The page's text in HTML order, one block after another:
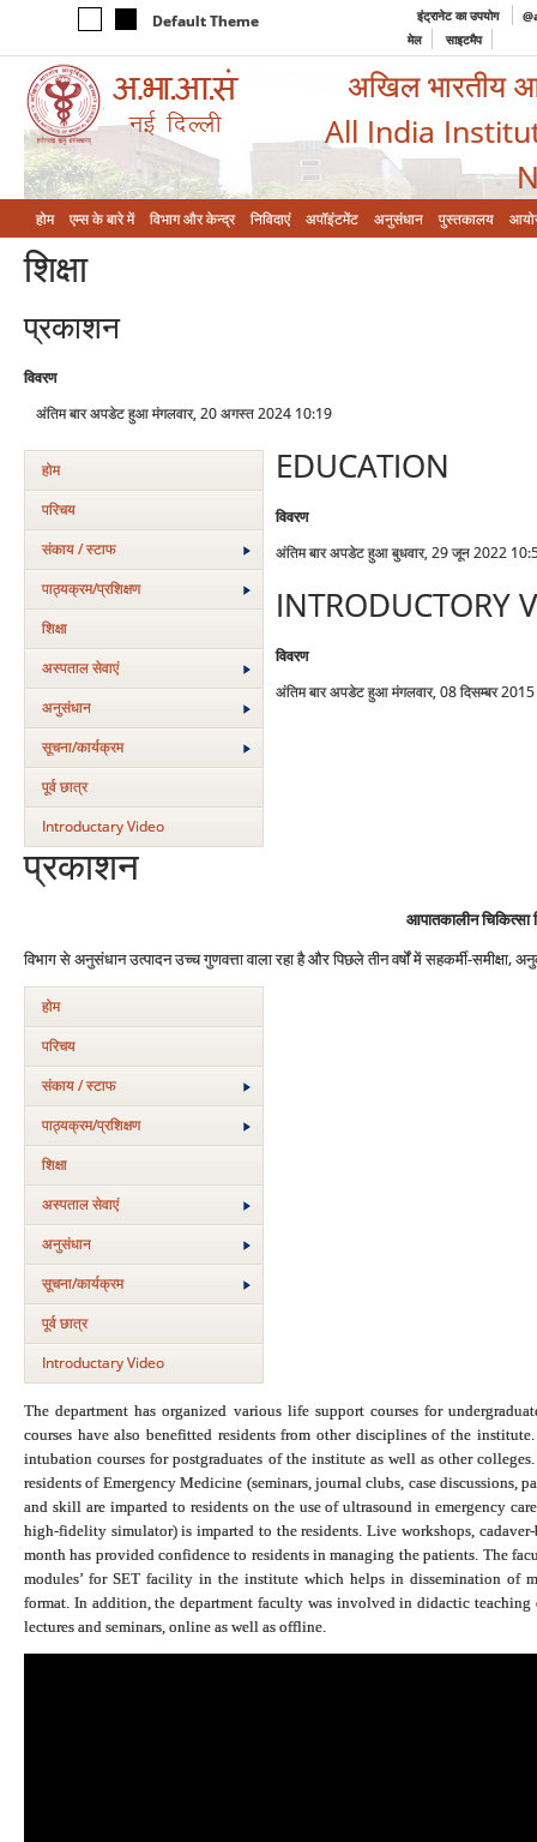
Default Theme इंट्रानेट का उपयोग
मेल
साइटमैप
अखिल भारतीय
All India
होम एम्‍स के बारे में विभाग और केन्‍द्र निविदाएं अपॉइंटमेंट अनुसंधान पुस्तकालय
शिक्षा
प्रकाशन
विवरण
अंतिम बार अपडेट हुआ मंगलवार, 20 अगस्त 2024 10:19
होम
परिचय
संकाय / स्टाफ
पाठ्यक्रम/प्रशिक्षण
शिक्षा
अस्‍पताल सेवाएं
अनुसंधान
सूचना/कार्यक्रम
पूर्व छात्र
Introductary Video
प्रकाशन
आपातकालीन चिकित्सा
विभाग से अनुसंधान उत्पादन उच्च गुणवत्ता वाला रहा है और पिछले तीन वर्षों में सहकर्मी-
EDUCATION
विवरण
अंतिम बार अपडेट हुआ बुधवार, 29 जून 2022
होम
परिचय
संकाय / स्टाफ
पाठ्यक्रम/प्रशिक्षण
शिक्षा
अस्‍पताल सेवाएं
अनुसंधान
सूचना/कार्यक्रम
पूर्व छात्र
Introductary Video
The department has organized various life support courses for
courses have also benefitted residents from other disciplines of the
intubation courses for postgraduates of the institute as well as other
residents of Emergency Medicine (seminars, journal clubs, case discussions,
and skill are imparted to residents on the use of ultrasound in emergency
high-fidelity simulator) is imparted to the residents. Live workshops,
month has provided confidence to residents in managing the patients. The
modules’ for SET facility in the institute which helps in dissemination of
format. In addition, the department faculty was involved in didactic teaching
lectures and seminars, online as well as offline.
INTRODUCTORY
विवरण
अंतिम बार अपडेट हुआ मंगलवार, 08 दिसम्बर